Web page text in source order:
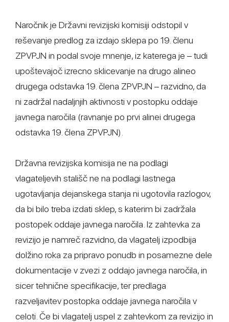
Naročnik je Državni revizijski komisiji odstopil v
reševanje predlog za izdajo sklepa po 19. členu
ZPVPJN in podal svoje mnenje, iz katerega je – tudi
upoštevajoč izrecno sklicevanje na drugo alineo
drugega odstavka 19. člena ZPVPJN – razvidno, da
ni zadržal nadaljnjih aktivnosti v postopku oddaje
javnega naročila (ravnanje po prvi alinei drugega
odstavka 19. člena ZPVPJN).
Državna revizijska komisija ne na podlagi
vlagateljevih stališč ne na podlagi lastnega
ugotavljanja dejanskega stanja ni ugotovila razlogov,
da bi bilo treba izdati sklep, s katerim bi zadržala
postopek oddaje javnega naročila. Iz zahtevka za
revizijo je namreč razvidno, da vlagatelj izpodbija
dolžino roka za pripravo ponudb in posamezne dele
dokumentacije v zvezi z oddajo javnega naročila, in
sicer tehnične specifikacije, ter predlaga
razveljavitev postopka oddaje javnega naročila v
celoti. Če bi vlagatelj uspel z zahtevkom za revizijo in